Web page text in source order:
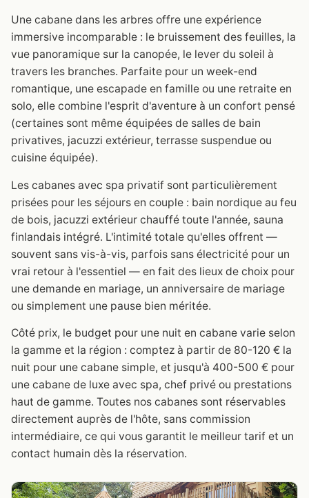
Une cabane dans les arbres offre une expérience
immersive incomparable : le bruissement des feuilles, la
vue panoramique sur la canopée, le lever du soleil à
travers les branches. Parfaite pour un week-end
romantique, une escapade en famille ou une retraite en
solo, elle combine l'esprit d'aventure à un confort pensé
(certaines sont même équipées de salles de bain
privatives, jacuzzi extérieur, terrasse suspendue ou
cuisine équipée).
Les cabanes avec spa privatif sont particulièrement
prisées pour les séjours en couple : bain nordique au feu
de bois, jacuzzi extérieur chauffé toute l'année, sauna
finlandais intégré. L'intimité totale qu'elles offrent —
souvent sans vis-à-vis, parfois sans électricité pour un
vrai retour à l'essentiel — en fait des lieux de choix pour
une demande en mariage, un anniversaire de mariage
ou simplement une pause bien méritée.
Côté prix, le budget pour une nuit en cabane varie selon
la gamme et la région : comptez à partir de 80-120 € la
nuit pour une cabane simple, et jusqu'à 400-500 € pour
une cabane de luxe avec spa, chef privé ou prestations
haut de gamme. Toutes nos cabanes sont réservables
directement auprès de l'hôte, sans commission
intermédiaire, ce qui vous garantit le meilleur tarif et un
contact humain dès la réservation.